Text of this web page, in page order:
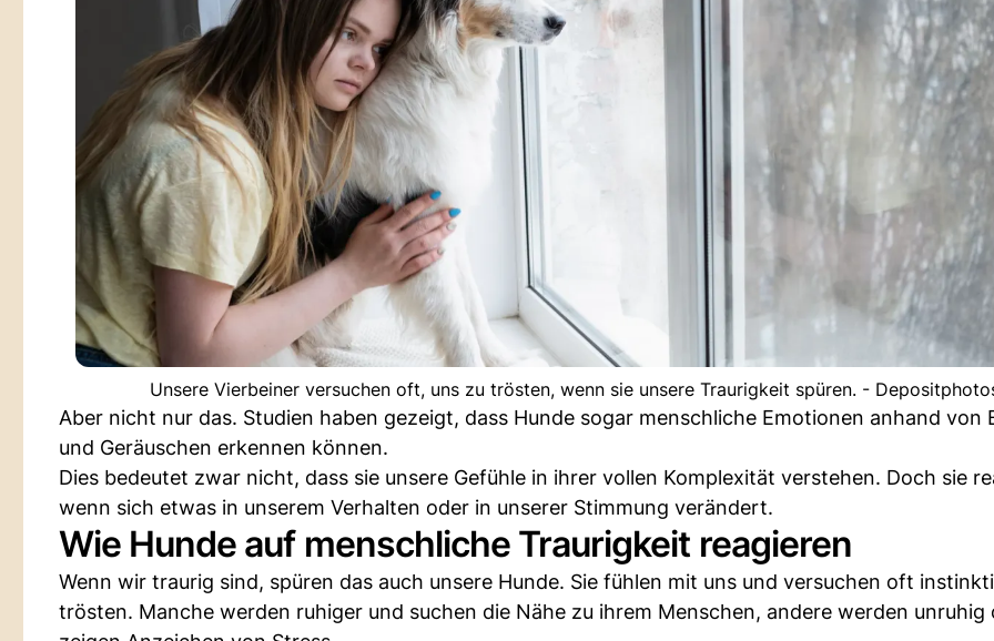
Unsere Vierbeiner versuchen oft, uns zu trösten, wenn sie unsere Traurigkeit spüren. -
Aber nicht nur das. Studien haben gezeigt, dass Hunde sogar menschliche Emotionen anhand von
und Geräuschen erkennen können.
Dies bedeutet zwar nicht, dass sie unsere Gefühle in ihrer vollen Komplexität verstehen. Doch sie
wenn sich etwas in unserem Verhalten oder in unserer Stimmung verändert.
Wie Hunde auf menschliche Traurigkeit reagieren
Wenn wir traurig sind, spüren das auch unsere Hunde. Sie fühlen mit uns und versuchen oft
trösten. Manche werden ruhiger und suchen die Nähe zu ihrem Menschen, andere werden unruhig